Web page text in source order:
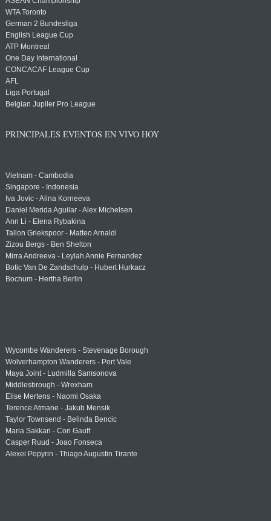
WTA Toronto
German 2 Bundesliga
English League Cup
ATP Montreal
One Day International
CONCACAF League Cup
AFL
Liga Portugal
Belgian Jupiler Pro League
PRINCIPALES EVENTOS EN VIVO HOY
Vietnam - Cambodia
Singapore - Indonesia
Iva Jovic - Alina Korneeva
Daniel Merida Aguilar - Alex Michelsen
Ann Li - Elena Rybakina
Tallon Griekspoor - Matteo Arnaldi
Zizou Bergs - Ben Shelton
Mirra Andreeva - Leylah Annie Fernandez
Botic Van De Zandschulp - Hubert Hurkacz
Bochum - Hertha Berlin
Wycombe Wanderers - Stevenage Borough
Wolverhampton Wanderers - Port Vale
Maya Joint - Ludmilla Samsonova
Middlesbrough - Wrexham
Elise Mertens - Naomi Osaka
Terence Atmane - Jakub Mensik
Taylor Townsend - Belinda Bencic
Maria Sakkari - Cori Gauff
Casper Ruud - Joao Fonseca
Alexei Popyrin - Thiago Augustin Tirante